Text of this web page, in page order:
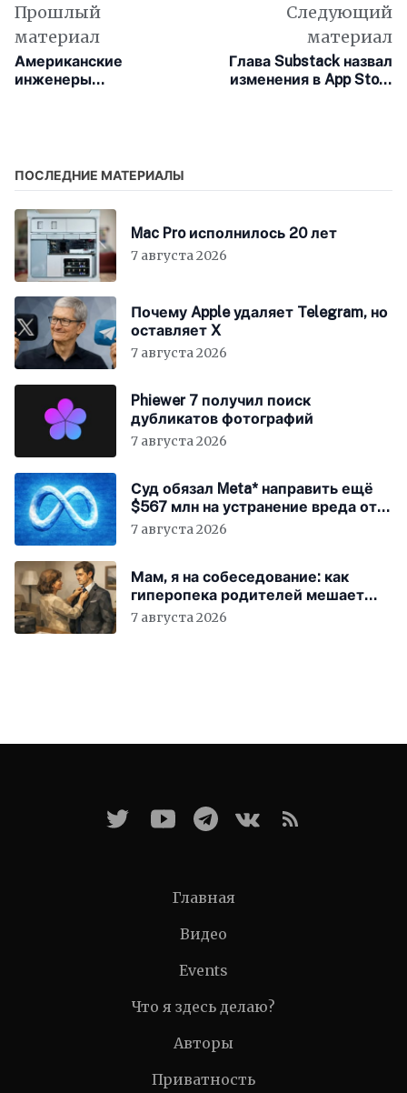
Прошлый
материал
Американские
инженеры
после повреждений
Следующий
материал
Глава Substack назвал
изменения в App Store
ПОСЛЕДНИЕ МАТЕРИАЛЫ
Mac Pro исполнилось 20 лет
7 августа 2026
Почему Apple удаляет Telegram, но
оставляет X
7 августа 2026
Phiewer 7 получил поиск
дубликатов фотографий
7 августа 2026
Суд обязал Meta* направить ещё
$567 млн на устранение вреда от
соцсетей
7 августа 2026
Мам, я на собеседование: как
гиперопека родителей мешает
«зумерам» устроиться в компанию
7 августа 2026
Главная
Видео
Events
Что я здесь делаю?
Авторы
Приватность